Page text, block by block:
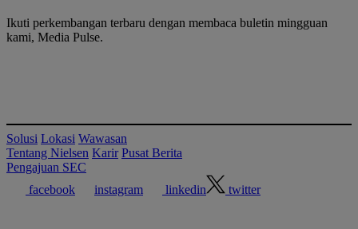
Ikuti perkembangan terbaru dengan membaca buletin mingguan
kami, Media Pulse.
Solusi Lokasi Wawasan
Tentang Nielsen Karir Pusat Berita
Pengajuan SEC
facebook
instagram linkedin twitter